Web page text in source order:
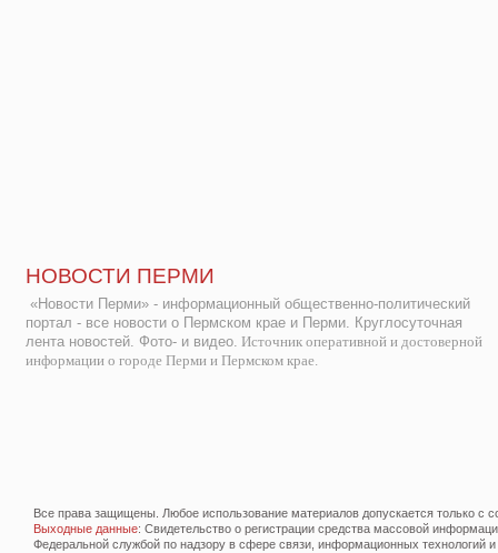
НОВОСТИ ПЕРМИ
«Новости Перми» - информационный общественно-политический
портал - все новости о Пермском крае и Перми. Круглосуточная
лента новостей. Фото- и видео. Источник оперативной и достоверной
информации о городе Перми и Пермском крае.
Все права защищены. Любое использование материалов допускается только с
Выходные данные: Свидетельство о регистрации средства массовой
Федеральной службой по надзору в сфере связи, информационных технологий